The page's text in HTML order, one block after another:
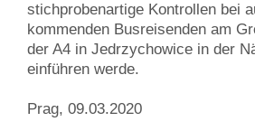
stichprobenartige Kontrollen bei
kommenden Busreisenden am
der A4 in Jedrzychowice in der
einführen werde.
Prag, 09.03.2020